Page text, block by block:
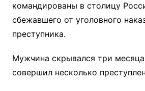
командированы в столицу
сбежавшего от уголовного
преступника.
Мужчина скрывался три месяца
совершил несколько